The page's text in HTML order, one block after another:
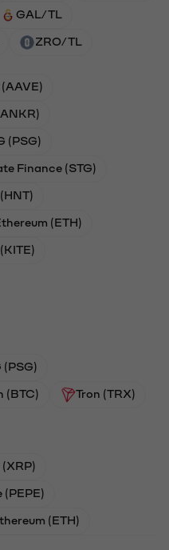
GAL/TL
ZRO/TL
(PSG)
Finance (STG)
(ETH)
(PSG)
(BTC) Tron (TRX)
(XRP)
(PEPE)
(ETH)